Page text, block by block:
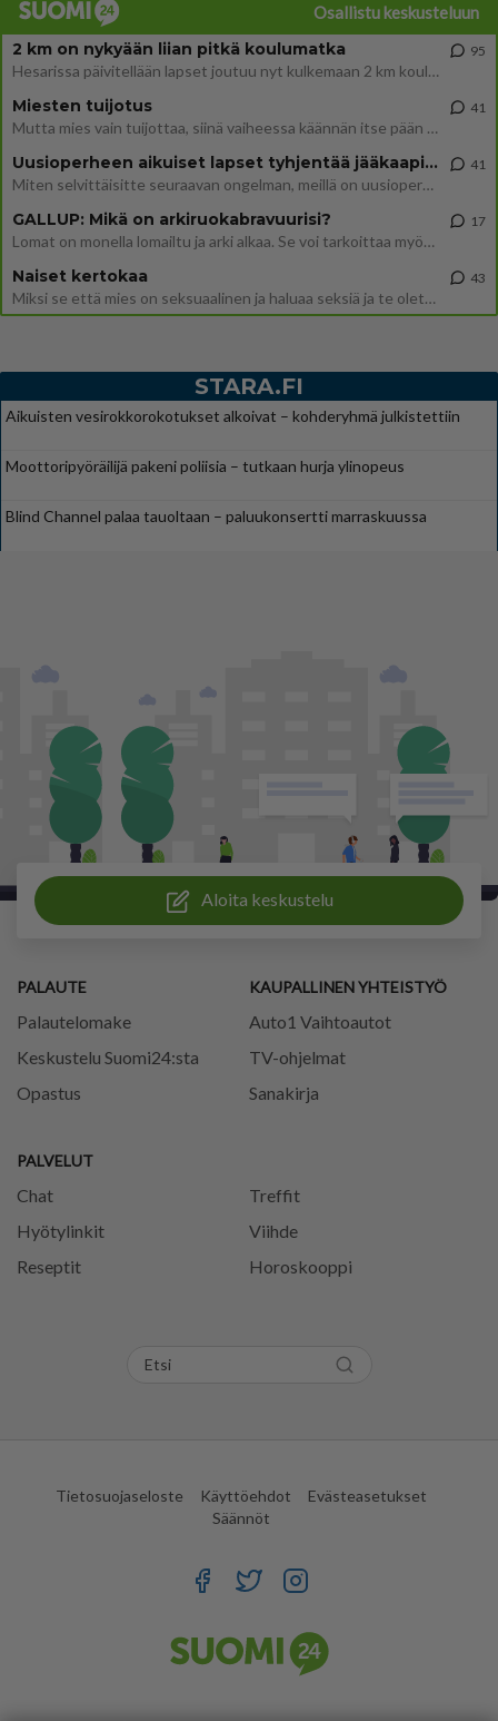
Osallistu keskusteluun
2 km on nykyään liian pitkä koulumatka
Hesarissa päivitellään lapset joutuu nyt kulkemaan 2 km kouluun jösses. Ruostefillarilla tuo matka menee vaikka miten äk
95
Miesten tuijotus
Mutta mies vain tuijottaa, siinä vaiheessa käännän itse pään pois. Mikä juttu? Yleensä jos joku tuijottaa tai katsoo, hä
41
Uusioperheen aikuiset lapset tyhjentää jääkaapin käydessään
Miten selvittäisitte seuraavan ongelman, meillä on uusioperhe, minulla teini-ikäiset lapset ja puolisolla aikuiset, jotk
41
GALLUP: Mikä on arkiruokabravuurisi?
Lomat on monella lomailtu ja arki alkaa. Se voi tarkoittaa myös sitä, että grillailut on grillattu ja palataan arjen ruo
17
Naiset kertokaa
Miksi se että mies on seksuaalinen ja haluaa seksiä ja te olette hänen mielestänne haluttava on vastenmielistä? Mikä sii
43
STARA.FI
Aikuisten vesirokkorokotukset alkoivat – kohderyhmä julkistettiin
Moottoripyöräilijä pakeni poliisia – tutkaan hurja ylinopeus
Blind Channel palaa tauoltaan – paluukonsertti marraskuussa
Aloita keskustelu
PALAUTE
Palautelomake
Keskustelu Suomi24:sta
Opastus
PALVELUT
Chat
Treffit
Hyötylinkit
Viihde
Reseptit
Horoskooppi
KAUPALLINEN YHTEISTYÖ
Auto1 Vaihtoautot
TV-ohjelmat
Sanakirja
Tietosuojaseloste Käyttöehdot
Evästeasetukset
Säännöt